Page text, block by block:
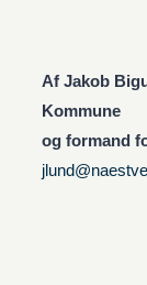
Af Jakob
Kommune
og formand